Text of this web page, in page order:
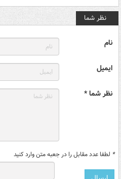
نظر شما
نام
ایمیل
نظر شما *
* لطفا عدد مقابل را در جعبه متن وارد کنید